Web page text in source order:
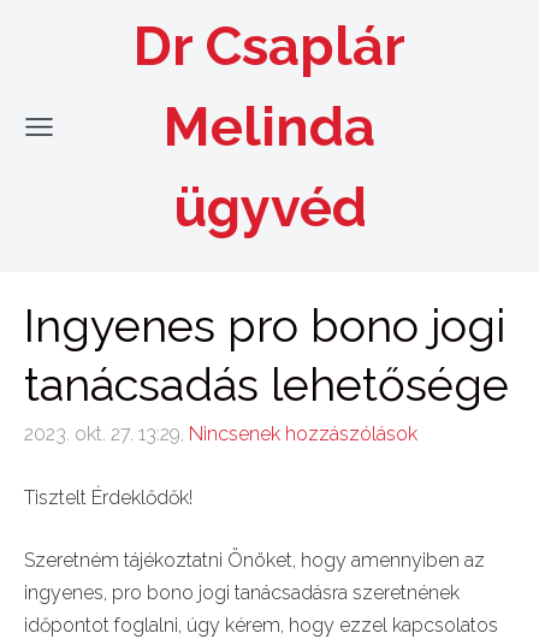
Dr Csaplár
Melinda
ügyvéd
Ingyenes pro bono jogi
tanácsadás lehetősége
2023. okt. 27. 13:29, Nincsenek hozzászólások
Tisztelt Érdeklődők!
Szeretném tájékoztatni Önöket, hogy amennyiben az
ingyenes, pro bono jogi tanácsadásra szeretnének
időpontot foglalni, úgy kérem, hogy ezzel kapcsolatos